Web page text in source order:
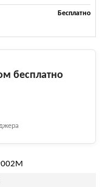
Бесплатно
бесплатно